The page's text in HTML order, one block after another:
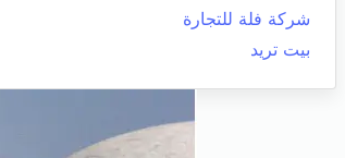
شركة فلة للتجارة
بيت تريد